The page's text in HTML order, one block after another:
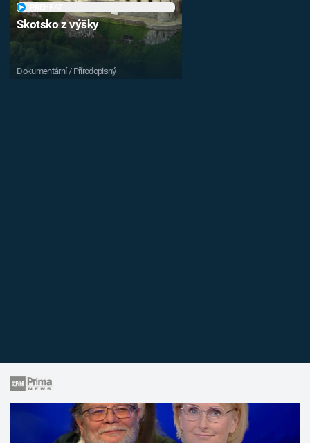
Skotsko z výšky
Dokumentární / Přírodopisný